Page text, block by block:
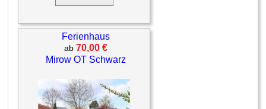
Ferienhaus
ab 70,00 €
Mirow OT Schwarz